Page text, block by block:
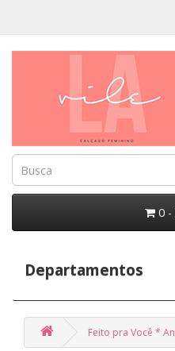
0 -
Departamentos
Feito pra Você *